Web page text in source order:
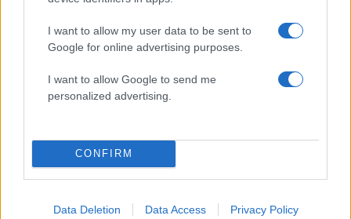
I want to allow my user data to be sent to
Google for online advertising purposes.
I want to allow Google to send me
personalized advertising.
CONFIRM
Data Deletion Data Access Privacy Policy
Σχόλια
κατηγορείται για
συμμετοχή στην τραγωδία
της Μαρφίν - Μεταφέρθηκε
αεροδρόμιο
να βοηθά ανθρώπους
είχαν ανάγκη» - Η
της 38χρονης Λίζα
βρέθηκε νεκρή